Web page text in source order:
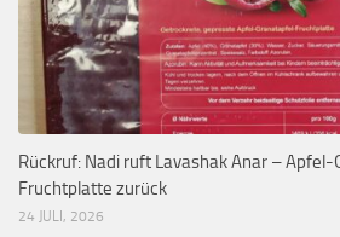
Rückruf: Nadi ruft Lavashak Anar –
Fruchtplatte zurück
24 JULI, 2026